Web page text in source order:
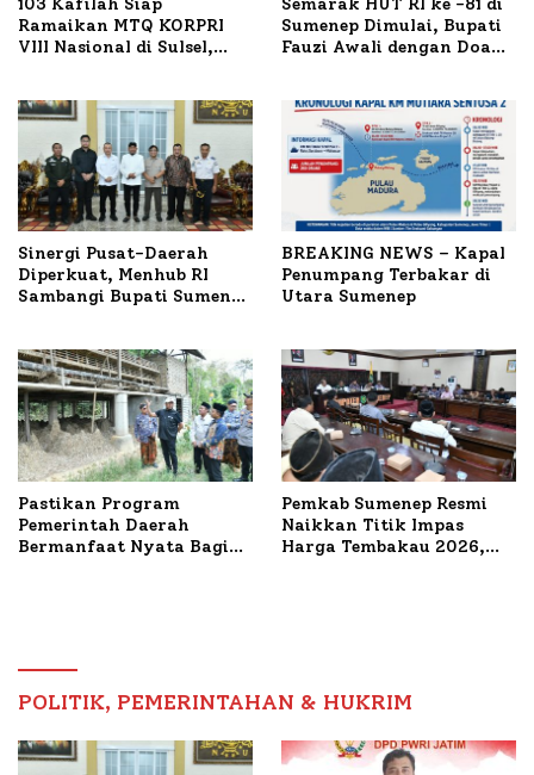
Ramaikan MTQ KORPRI
VIII Nasional di Sulsel,
Sumenep Dimulai, Bupati
Fauzi Awali dengan Doa
Sinergi Pusat-Daerah
Diperkuat, Menhub RI
Sambangi Bupati Sumenep
BREAKING NEWS – Kapal
Penumpang Terbakar di
Utara Sumenep
Pastikan Program
Pemerintah Daerah
Bermanfaat Nyata Bagi
Pemkab Sumenep Resmi
Naikkan Titik Impas
Harga Tembakau 2026,
POLITIK, PEMERINTAHAN & HUKRIM